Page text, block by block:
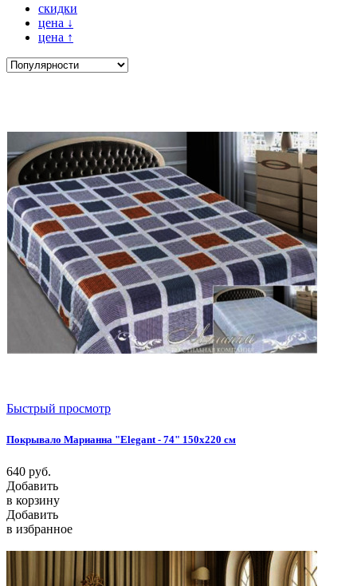
скидки
цена ↓
цена ↑
Быстрый просмотр
Покрывало Марианна "Elegant - 74" 150х220 см
640 руб.
Добавить
в корзину
Добавить
в избранное